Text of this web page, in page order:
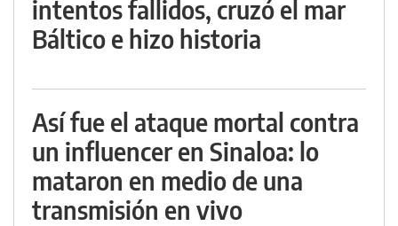
intentos fallidos, cruzó el mar
Báltico e hizo historia
Así fue el ataque mortal contra
un influencer en Sinaloa: lo
mataron en medio de una
transmisión en vivo